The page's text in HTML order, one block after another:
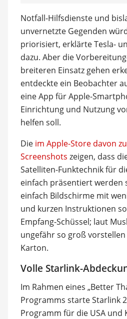
Notfall-Hilfsdienste und
unvernetzte Gegenden
priorisiert, erklärte Tesla-
dazu. Aber die
breiteren Einsatz gehen
entdeckte ein Beobachter
eine App für Apple-
Einrichtung und Nutzung
helfen soll.
Die im Apple-Store davon
Screenshots zeigen, dass
Satelliten-Funktechnik für
einfach präsentiert werden
einfach Bildschirme mit
und kurzen Instruktionen
Empfang-Schüssel; laut
ungefähr so groß vorstellen
Karton.
Volle Starlink-
Im Rahmen eines „Better
Programms starte Starlink
Programm für die USA und